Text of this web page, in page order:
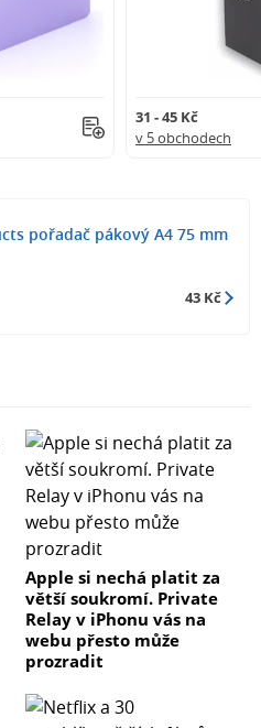
31 - 45 Kč
v 5 obchodech
pořadač pákový A4 75 mm
43 Kč
Apple si nechá platit za
větší soukromí. Private
Relay v iPhonu vás na
webu přesto může
prozradit